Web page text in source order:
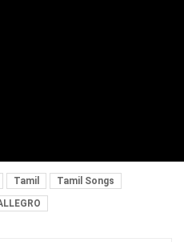
Tamil
Tamil Songs